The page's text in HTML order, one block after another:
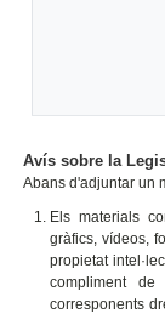
Avís sobre la
Abans d'adjuntar un
Els materials
gràfics, vídeos,
propietat
compliment
corresponents